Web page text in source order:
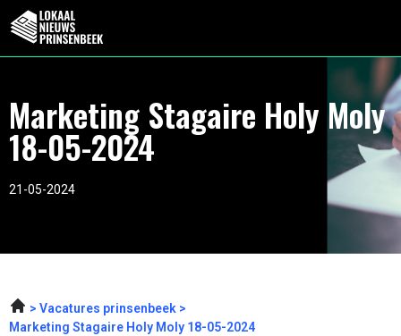
Marketing Stagaire Holy Moly
18-05-2024
21-05-2024
Vacatures prinsenbeek
Marketing Stagaire Holy Moly 18-05-2024